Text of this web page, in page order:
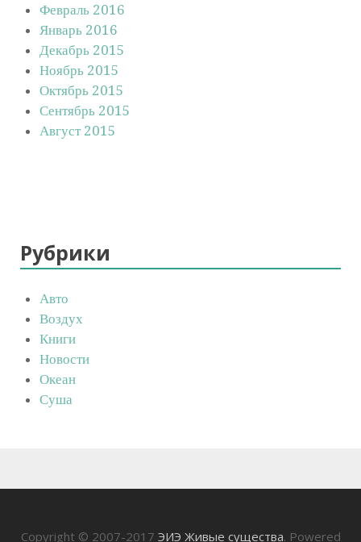
Февраль 2016
Январь 2016
Декабрь 2015
Ноябрь 2015
Октябрь 2015
Сентябрь 2015
Август 2015
Рубрики
Авто
Воздух
Книги
Новости
Океан
Суша
Copyright © 2007-2017 ЭИЭ Живые существа. Powered